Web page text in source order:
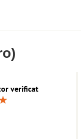
verificat